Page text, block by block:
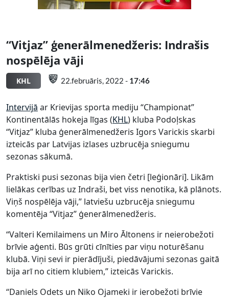
“Vitjaz” ģenerālmenedžeris: Indrašis
nospēlēja vāji
KHL 22.februāris, 2022 - 17:46
Intervijā ar Krievijas sporta mediju “Championat”
Kontinentālās hokeja līgas (KHL) kluba Podoļskas
“Vitjaz” kluba ģenerālmenedžeris Igors Varickis skarbi
izteicās par Latvijas izlases uzbrucēja sniegumu
sezonas sākumā.
Praktiski pusi sezonas bija vien četri [leģionāri]. Likām
lielākas cerības uz Indraši, bet viss nenotika, kā plānots.
Viņš nospēlēja vāji,” latviešu uzbrucēja sniegumu
komentēja “Vitjaz” ģenerālmenedžeris.
“Valteri Kemilaimens un Miro Āltonens ir neierobežoti
brīvie aģenti. Būs grūti cīnīties par viņu noturēšanu
klubā. Viņi sevi ir pierādījuši, piedāvājumi sezonas gaitā
bija arī no citiem klubiem,” izteicās Varickis.
“Daniels Odets un Niko Ojameki ir ierobežoti brīvie